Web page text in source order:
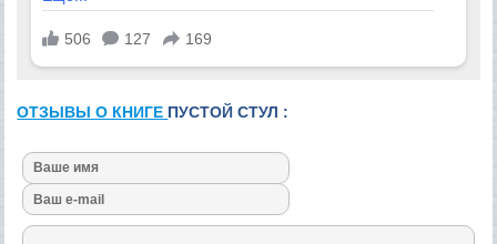
ОТЗЫВЫ О КНИГЕ ПУСТОЙ СТУЛ :